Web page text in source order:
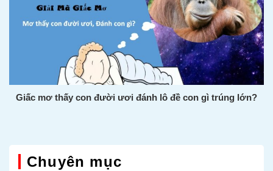
Giấc mơ thấy con đười ươi đánh lô đề con gì trúng lớn?
Chuyên mục